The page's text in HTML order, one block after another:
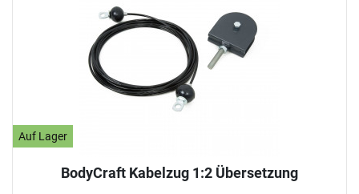
Auf Lager
BodyCraft Kabelzug 1:2 Übersetzung